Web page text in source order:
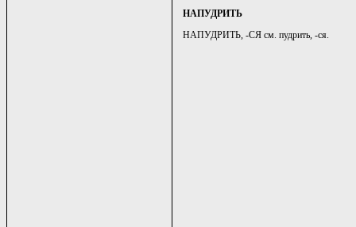
НАПУДРИТЬ
НАПУДРИТЬ, -СЯ см. пудрить, -ся.